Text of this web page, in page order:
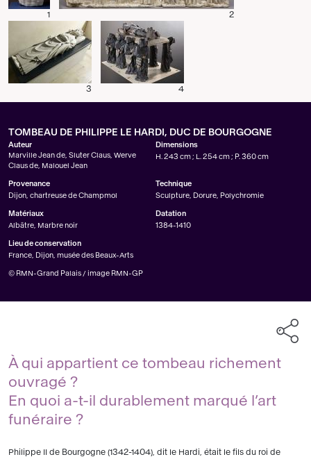
1 2
3 4
TOMBEAU DE PHILIPPE LE HARDI, DUC DE BOURGOGNE
Auteur
Marville Jean de Sluter Claus Werve
Claus de Malouel Jean
Dimensions
H. 243 cm ; L. 254 cm ; P. 360 cm
Provenance
Dijon, chartreuse de Champmol
Technique
Sculpture, Dorure, Polychromie
Matériaux
Albâtre, Marbre noir
Datation
1384-1410
Lieu de conservation
France, Dijon, musée des Beaux-Arts
© RMN-Grand Palais / image RMN-GP
À qui appartient ce tombeau richement
ouvragé ?
En quoi a-t-il durablement marqué l’art
funéraire ?
Philippe II de Bourgogne (1342-1404), dit le Hardi, était le fils du roi de